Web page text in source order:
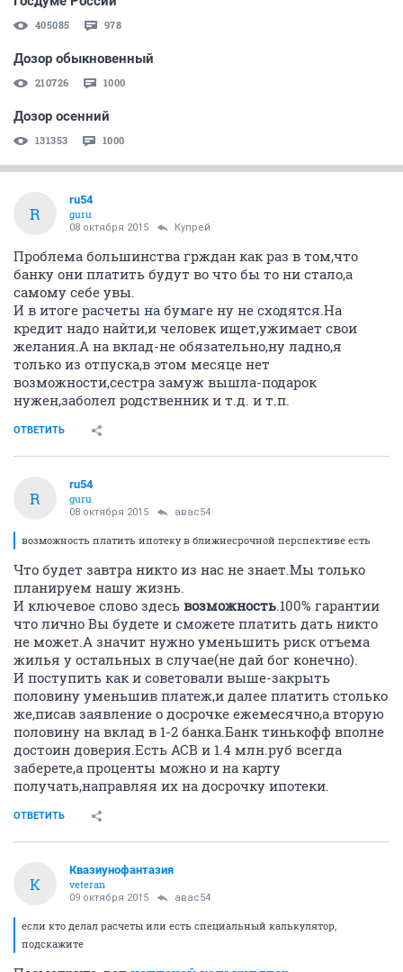
405085 978
Дозор обыкновенный
210726 1000
Дозор осенний
131353 1000
R
ru54
guru
08 октября 2015 Купрей
Проблема большинства грждан как раз в том,что
банку они платить будут во что бы то ни стало,а
самому себе увы.
И в итоге расчеты на бумаге ну не сходятся.На
кредит надо найти,и человек ищет,ужимает свои
желания.А на вклад-не обязательно,ну ладно,я
только из отпуска,в этом месяце нет
возможности,сестра замуж вышла-подарок
нужен,заболел родственник и т.д. и т.п.
ОТВЕТИТЬ
R
ru54
guru
08 октября 2015 авас54
возможность платить ипотеку в ближнесрочной перспективе есть
Что будет завтра никто из нас не знает.Мы только
планируем нашу жизнь.
И ключевое слово здесь возможность.100% гарантии
что лично Вы будете и сможете платить дать никто
не может.А значит нужно уменьшить риск отъема
жилья у остальных в случае(не дай бог конечно).
И поступить как и советовали выше-закрыть
половину уменьшив платеж,и далее платить столько
же,писав заявление о досрочке ежемесячно,а вторую
половину на вклад в 1-2 банка.Банк тинькофф вполне
достоин доверия.Есть АСВ и 1.4 млн.руб всегда
заберете,а проценты можно и на карту
получать,направляя их на досрочку ипотеки.
ОТВЕТИТЬ
К
Квазиунофантазия
veteran
09 октября 2015 авас54
если кто делал расчеты или есть специальный калькулятор,
подскажите